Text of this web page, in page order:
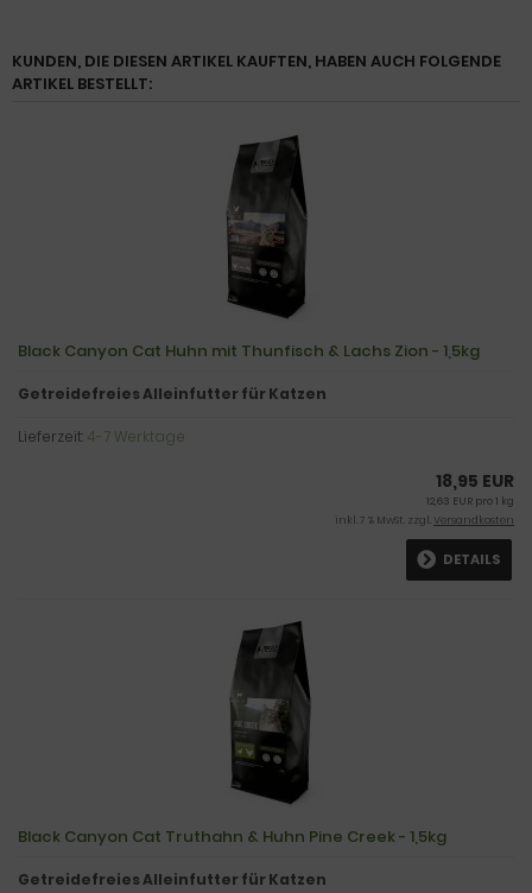
KUNDEN, DIE DIESEN ARTIKEL KAUFTEN, HABEN AUCH FOLGENDE
ARTIKEL BESTELLT:
Black Canyon Cat Huhn mit Thunfisch & Lachs Zion - 1,5kg
Getreidefreies Alleinfutter für Katzen
Lieferzeit: 4-7 Werktage
18,95 EUR
12,63 EUR pro 1 kg
inkl. 7 % MwSt. zzgl.Versandkosten
DETAILS
Black Canyon Cat Truthahn & Huhn Pine Creek - 1,5kg
Getreidefreies Alleinfutter für Katzen